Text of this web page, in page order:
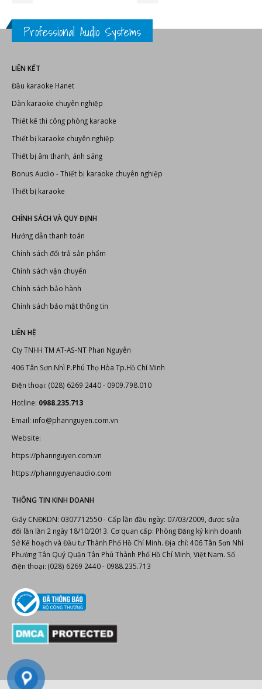
Professional Audio Systems
LIÊN KẾT
Đầu karaoke Hanet
Dàn karaoke chuyên nghiệp
Thiết kế thi công phòng karaoke
Thiết bị karaoke chuyên nghiệp
Thiết bị âm thanh, ánh sáng
Bonus Audio -Thiết bị karaoke chuyên nghiệp
Thiết bị karaoke
CHÍNH SÁCH VÀ QUY ĐỊNH
Hướng dẫn thanh toán
Chính sách đổi trả sản phẩm
Chính sách vận chuyển
Chính sách bảo hành
Chính sách bảo mật thông tin
LIÊN HỆ
Cty TNHH TM AT-AS-NT Phan Nguyễn
406 Tân Sơn Nhì P.Phú Thọ Hòa Tp.Hồ Chí Minh
Điện thoại: (028) 6269 2440 - 0909.798.010
Hotline: 0988.235.713
Email: info@phannguyen.com.vn
Website:
https://phannguyen.com.vn
https://phannguyenaudio.com
THÔNG TIN KINH DOANH
Giấy CNĐKDN: 0307712550 - Cấp lần đầu ngày: 07/03/2009, được sửa
đổi lần lần 2 ngày 18/10/2013. Cơ quan cấp: Phòng Đăng ký kinh doanh
Sở Kế hoạch và Đầu tư Thành Phố Hồ Chí Minh. Địa chỉ: 406 Tân Sơn Nhì
Phường Tân Quý Quận Tân Phú Thành Phố Hồ Chí Minh, Việt Nam. Số
điện thoại: (028) 6269 2440 - 0988.235.713